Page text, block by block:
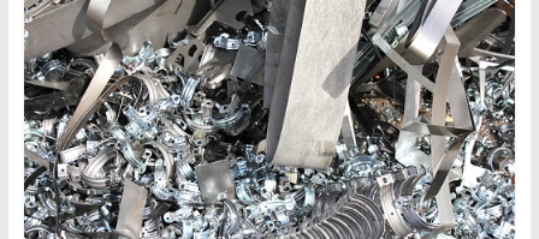
Precio
de
Chatarra
Directorio